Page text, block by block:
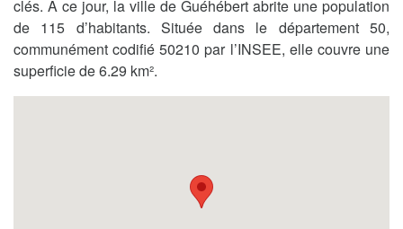
clés. A ce jour, la ville de Guéhébert abrite une population
de 115 d’habitants. Située dans le département 50,
communément codifié 50210 par l’INSEE, elle couvre une
superficie de 6.29 km².